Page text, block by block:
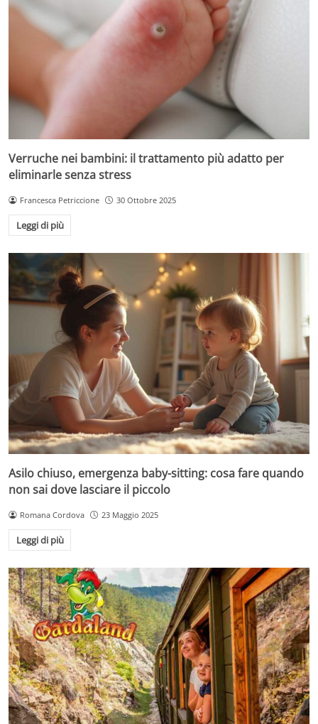
Verruche nei bambini: il trattamento più adatto per
eliminarle senza stress
Francesca Petriccione 30 Ottobre 2025
Leggi di più
Asilo chiuso, emergenza baby-sitting: cosa fare quando
non sai dove lasciare il piccolo
Romana Cordova 23 Maggio 2025
Leggi di più